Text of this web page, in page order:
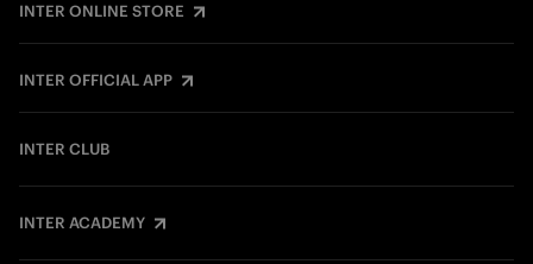
INTER ONLINE STORE
INTER OFFICIAL APP
INTER CLUB
INTER ACADEMY